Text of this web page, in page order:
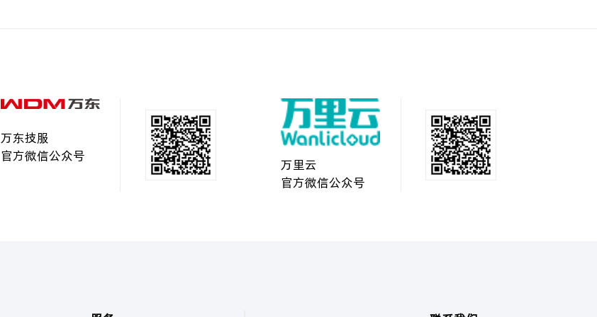
万东技服
官方微信公众号
万里云
官方微信公众号